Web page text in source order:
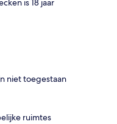
is 18 jaar
niet toegestaan
ruimtes